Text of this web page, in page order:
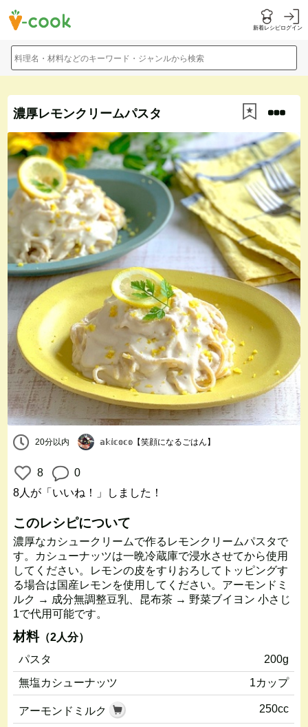
新着レシピログイン
料理名・材料などのキーワード・ジャンルから検索
濃厚レモンクリームパスタ
20分以内 𝕒𝕜𝕚𝕔𝕠𝕔𝕠【笑顔になるごはん】
8
0
8人 が「いいね！」しました！
このレシピについて
濃厚なカシュークリームで作るレモンクリームパスタで
す。カシューナッツは一晩冷蔵庫で浸水させてから使用
してください。レモンの皮をすりおろしてトッピングす
る場合は国産レモンを使用してください。アーモンドミ
ルク → 成分無調整豆乳、昆布茶 → 野菜ブイヨン 小さじ
1で代用可能です。
材料（2人分）
パスタ
200g
無塩カシューナッツ
1カップ
アーモンドミルク 250cc